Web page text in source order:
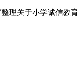
理关于小学诚信教